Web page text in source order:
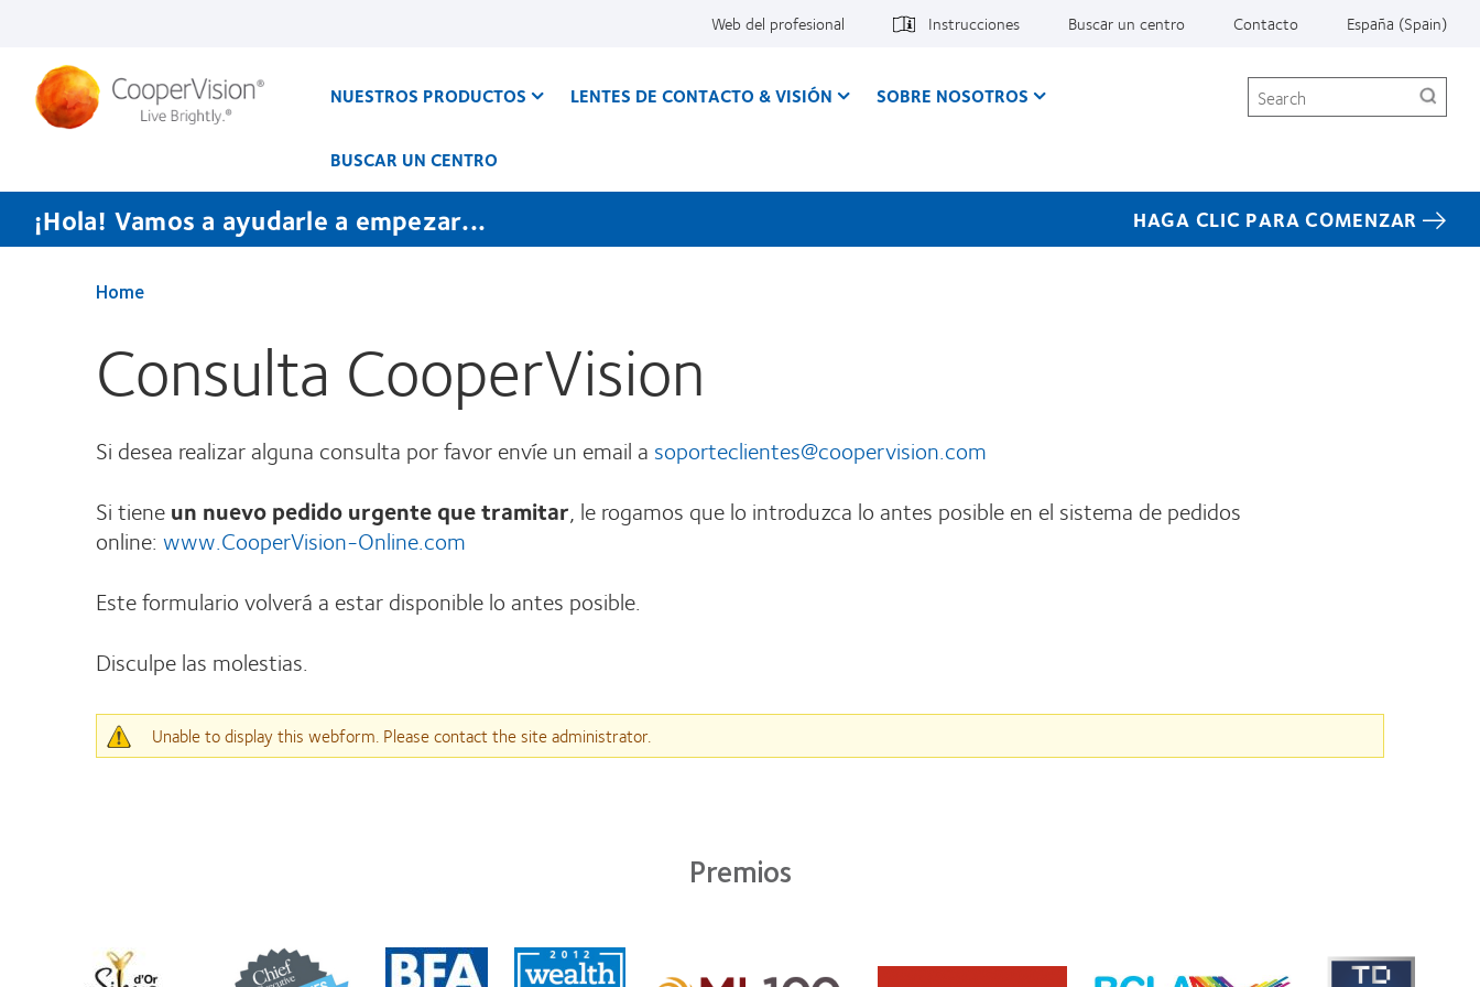
principal
Web del profesional Instrucciones Buscar un centro Contacto España (Spain)
NUESTROS PRODUCTOS LENTES DE CONTACTO & VISIÓN SOBRE NOSOTROS
BUSCAR UN CENTRO
Search
¡Hola! Vamos a ayudarle a empezar... HAGA CLIC PARA COMENZAR
Home
Consulta CooperVision
Si desea realizar alguna consulta por favor envíe un email a soporteclientes@coopervision.com
Si tieneun nuevo pedido urgente que tramitar, le rogamos que lo introduzca lo antes posible en el sistema de pedidos
online: www.CooperVision-Online.com
Este formulario volverá a estar disponible lo antes posible.
Disculpe las molestias.
Mensaje
Unable to display this webform. Please contact the site administrator.
Premios
Learn
more
Learn
more
Learn
more Learn